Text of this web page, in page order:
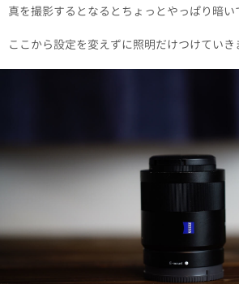
真を撮影するとなるとちょっとやっぱり暗い
ここから設定を変えずに照明だけつけていき